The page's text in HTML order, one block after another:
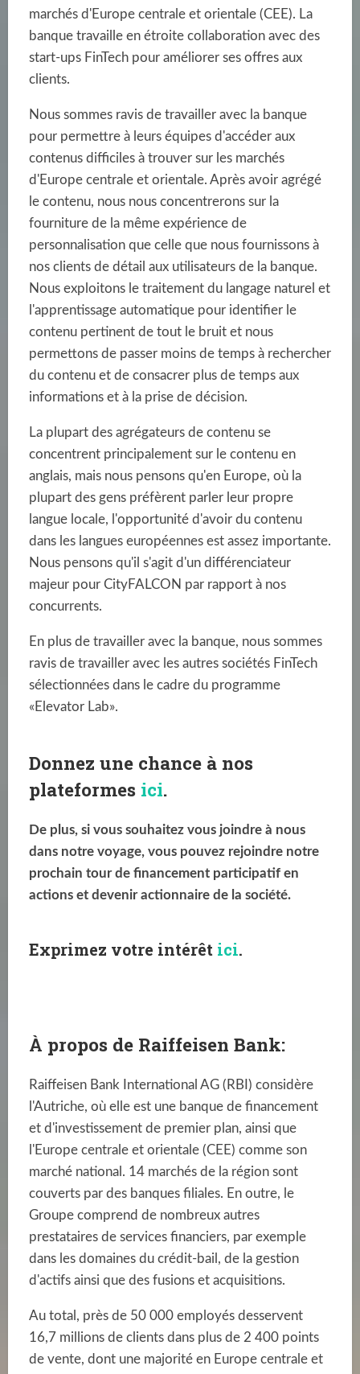
marchés d'Europe centrale et orientale (CEE). La
banque travaille en étroite collaboration avec des
start-ups FinTech pour améliorer ses offres aux
clients.
Nous sommes ravis de travailler avec la banque
pour permettre à leurs équipes d'accéder aux
contenus difficiles à trouver sur les marchés
d'Europe centrale et orientale. Après avoir agrégé
le contenu, nous nous concentrerons sur la
fourniture de la même expérience de
personnalisation que celle que nous fournissons à
nos clients de détail aux utilisateurs de la banque.
Nous exploitons le traitement du langage naturel et
l'apprentissage automatique pour identifier le
contenu pertinent de tout le bruit et nous
permettons de passer moins de temps à rechercher
du contenu et de consacrer plus de temps aux
informations et à la prise de décision.
La plupart des agrégateurs de contenu se
concentrent principalement sur le contenu en
anglais, mais nous pensons qu'en Europe, où la
plupart des gens préfèrent parler leur propre
langue locale, l'opportunité d'avoir du contenu
dans les langues européennes est assez importante.
Nous pensons qu'il s'agit d'un différenciateur
majeur pour CityFALCON par rapport à nos
concurrents.
En plus de travailler avec la banque, nous sommes
ravis de travailler avec les autres sociétés FinTech
sélectionnées dans le cadre du programme
«Elevator Lab».
Donnez une chance à nos
plateformes ici.
De plus, si vous souhaitez vous joindre à nous
dans notre voyage, vous pouvez rejoindre notre
prochain tour de financement participatif en
actions et devenir actionnaire de la société.
Exprimez votre intérêt ici.
À propos de Raiffeisen Bank:
Raiffeisen Bank International AG (RBI) considère
l'Autriche, où elle est une banque de financement
et d'investissement de premier plan, ainsi que
l'Europe centrale et orientale (CEE) comme son
marché national. 14 marchés de la région sont
couverts par des banques filiales. En outre, le
Groupe comprend de nombreux autres
prestataires de services financiers, par exemple
dans les domaines du crédit-bail, de la gestion
d'actifs ainsi que des fusions et acquisitions.
Au total, près de 50 000 employés desservent
16,7 millions de clients dans plus de 2 400 points
de vente, dont une majorité en Europe centrale et